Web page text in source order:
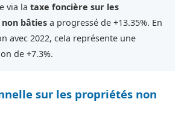
via la taxe foncière sur les
bâties a progressé de +13.35%. En
avec 2022, cela représente une
de +7.3%.
sur les propriétés non